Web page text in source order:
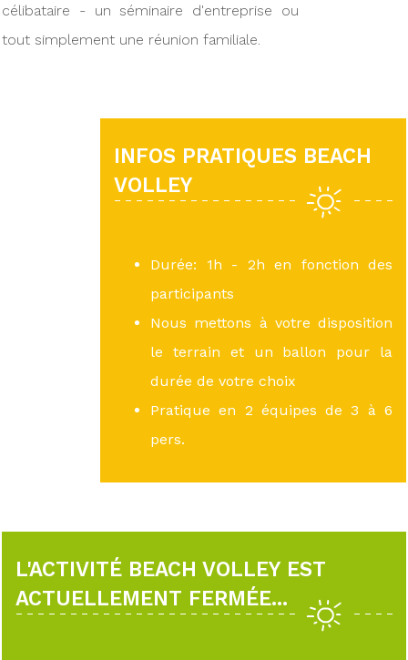
célibataire - un séminaire d'entreprise ou
tout simplement une réunion familiale.
INFOS PRATIQUES BEACH
VOLLEY
Durée: 1h - 2h en fonction des
participants
Nous mettons à votre disposition
le terrain et un ballon pour la
durée de votre choix
Pratique en 2 équipes de 3 à 6
pers.
L'ACTIVITÉ BEACH VOLLEY EST
ACTUELLEMENT FERMÉE...